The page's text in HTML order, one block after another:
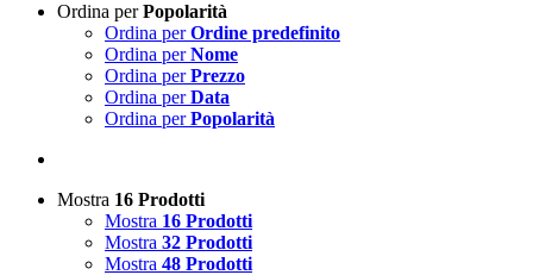
Ordina perPopolarità
Ordina perOrdine predefinito
Ordina perNome
Ordina perPrezzo
Ordina perData
Ordina perPopolarità
Mostra 16 Prodotti
Mostra 16 Prodotti
Mostra 32 Prodotti
Mostra 48 Prodotti